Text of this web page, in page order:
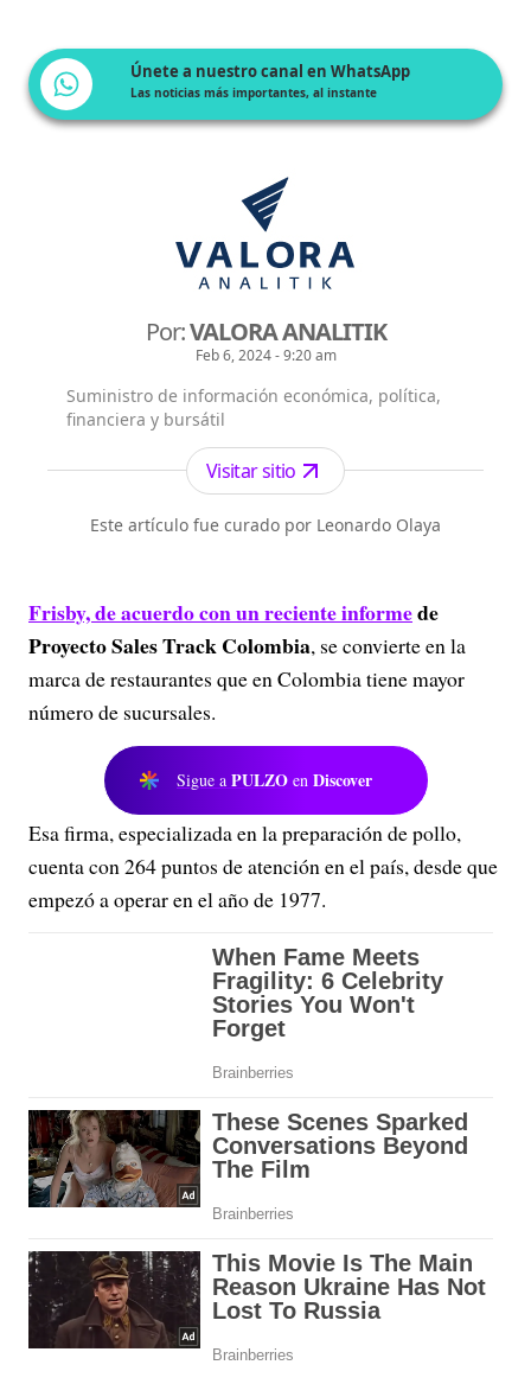
Únete a nuestro canal en WhatsApp
Las noticias más importantes, al instante
Por:VALORA ANALITIK
Feb 6, 2024 - 9:20 am
Suministro de información económica, política,
financiera y bursátil
Visitar sitio
Este artículo fue curado por Leonardo Olaya
Frisby, de acuerdo con un reciente informede
Proyecto Sales Track Colombia, se convierte en la
marca de restaurantes que en Colombia tiene mayor
número de sucursales.
Sigue a PULZO en Discover
Esa firma, especializada en la preparación de pollo,
cuenta con 264 puntos de atención en el país, desde que
empezó a operar en el año de 1977.